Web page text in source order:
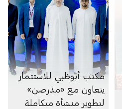
القطاعين العام والخاص
مكتب أبوظبي للاستثمار
يتعاون مع «مذرصن»
لتطوير منشأة متكاملة